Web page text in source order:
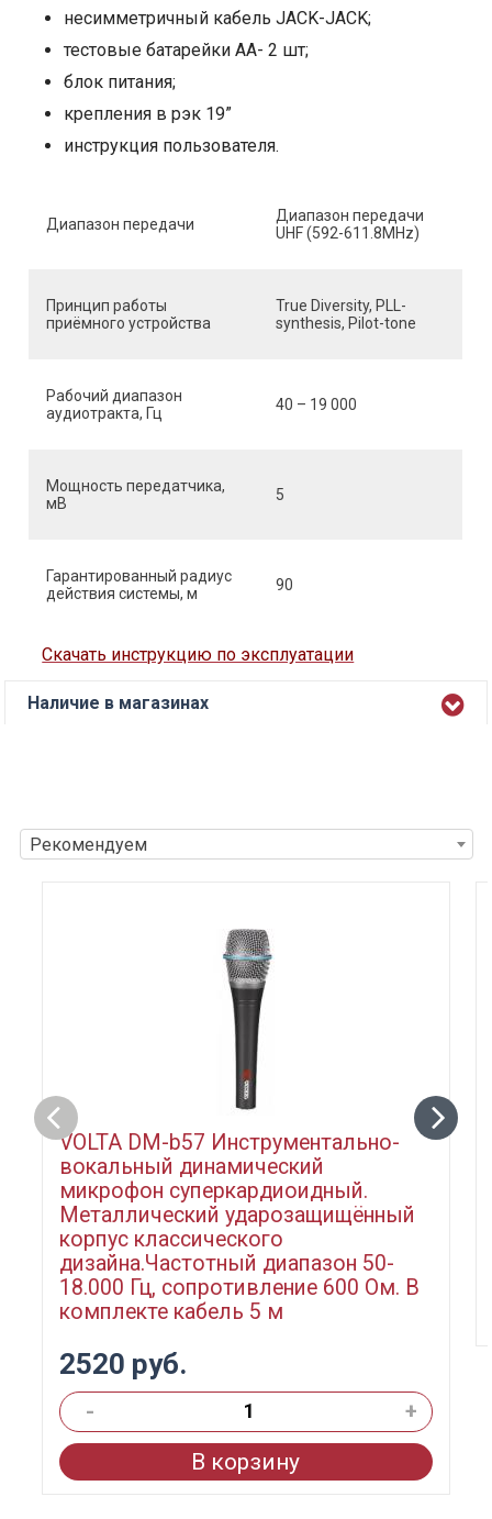
несимметричный кабель JACK-JACK;
тестовые батарейки АА- 2 шт;
блок питания;
крепления в рэк 19”
инструкция пользователя.
Диапазон передачи
Диапазон передачи
UHF (592-611.8MHz)
Принцип работы
приёмного устройства
True Diversity, PLL-
synthesis, Pilot-tone
Рабочий диапазон
аудиотракта, Гц
40 – 19 000
Мощность передатчика,
мВ
5
Гарантированный радиус
действия системы, м
90
Скачать инструкцию по эксплуатации
Наличие в магазинах
Рекомендуем
VOLTA DM-b57 Инструментально-
вокальный динамический
микрофон суперкардиоидный.
Металлический ударозащищённый
корпус классического
дизайна.Частотный диапазон 50-
18.000 Гц, сопротивление 600 Ом. В
комплекте кабель 5 м
2520 руб.
-
+
В корзину